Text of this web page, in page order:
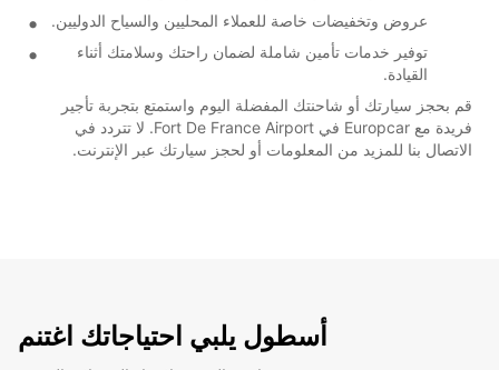
عروض وتخفيضات خاصة للعملاء المحليين والسياح الدوليين.
توفير خدمات تأمين شاملة لضمان راحتك وسلامتك أثناء
القيادة.
قم بحجز سيارتك أو شاحنتك المفضلة اليوم واستمتع بتجربة تأجير
فريدة مع Europcar في Fort De France Airport. لا تتردد في
الاتصال بنا للمزيد من المعلومات أو لحجز سيارتك عبر الإنترنت.
أسطول يلبي احتياجاتك اغتنم